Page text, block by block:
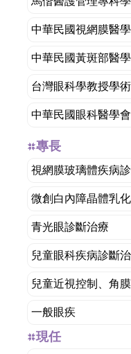
中華民國視網膜醫
中華民國黃斑部醫
台灣眼科學教授學
中華民國眼科醫學
專長
視網膜玻璃體疾病
微創白內障晶體乳
青光眼診斷治療
兒童眼科疾病診斷
兒童近視控制、角
一般眼疾
現任